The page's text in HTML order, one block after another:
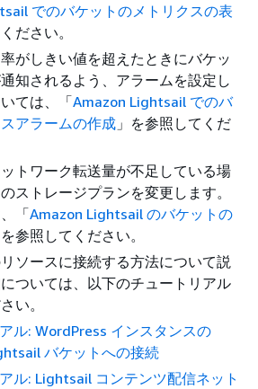
でのバケットのメトリクスの表
ださい。
がしきい値を超えたときにバケッ
知されるよう、アラームを設定し
ては、「Amazon Lightsail でのバ
アラームの作成 」を参照してくだ
トワーク転送量が不足している場
ストレージプランを変更します。
「Amazon Lightsail のバケットの
を参照してください。
ソースに接続する方法について説
ついては、以下のチュートリアル
い。
ル: WordPress インスタンスの
バケットへの接続
ル: Lightsail コンテンツ配信ネット